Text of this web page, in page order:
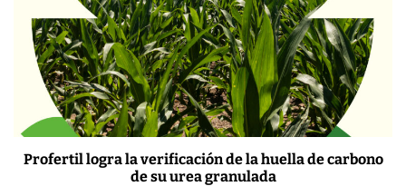
Profertil logra la verificación de la huella de carbono
de su urea granulada